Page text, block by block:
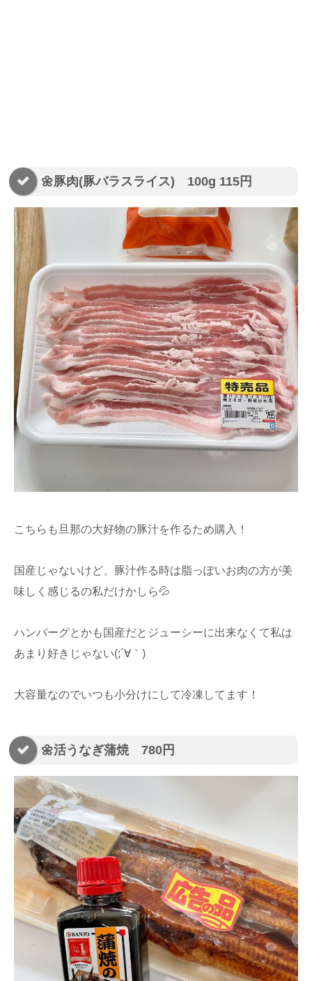
🌼豚肉(豚バラスライス) 100g 115円
こちらも旦那の大好物の豚汁を作るため購入！
国産じゃないけど、豚汁作る時は脂っぽいお肉の方が美
味しく感じるの私だけかしら💦
ハンバーグとかも国産だとジューシーに出来なくて私は
あまり好きじゃない(;´∀｀)
大容量なのでいつも小分けにして冷凍してます！
🌼活うなぎ蒲焼 780円